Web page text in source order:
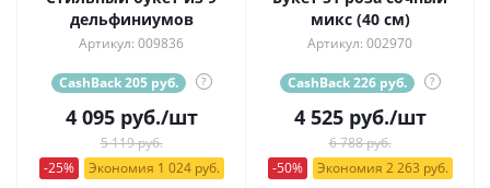
дельфиниумов
Артикул: 009836
CashBack 205 руб. ?
4 095руб./шт
5 119 руб.
-25%
Экономия 1 024 руб.
микс (40 см)
Артикул: 002970
CashBack 226 руб. ?
4 525руб./шт
6 788 руб.
-50%
Экономия 2 263 руб.